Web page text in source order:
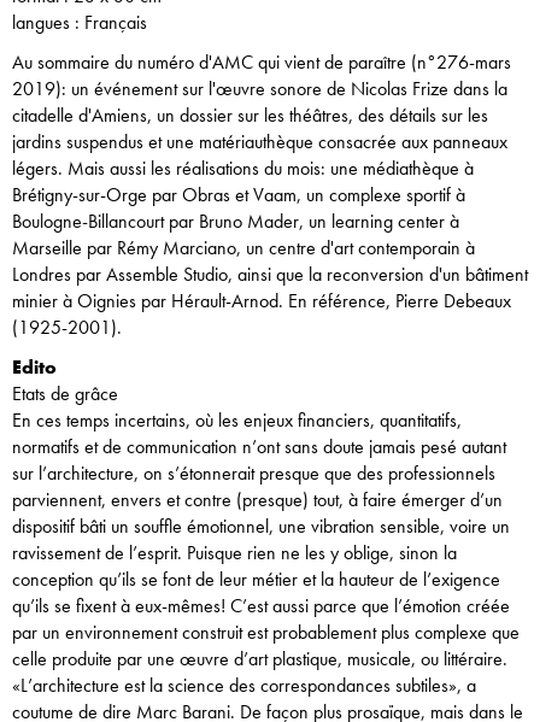
langues : Français
Au sommaire du numéro d'AMC qui vient de paraître (n°276-mars
2019): un événement sur l'œuvre sonore de Nicolas Frize dans la
citadelle d'Amiens, un dossier sur les théâtres, des détails sur les
jardins suspendus et une matériauthèque consacrée aux panneaux
légers. Mais aussi les réalisations du mois: une médiathèque à
Brétigny-sur-Orge par Obras et Vaam, un complexe sportif à
Boulogne-Billancourt par Bruno Mader, un learning center à
Marseille par Rémy Marciano, un centre d'art contemporain à
Londres par Assemble Studio, ainsi que la reconversion d'un bâtiment
minier à Oignies par Hérault-Arnod. En référence, Pierre Debeaux
(1925-2001).
Edito
Etats de grâce
En ces temps incertains, où les enjeux financiers, quantitatifs,
normatifs et de communication n’ont sans doute jamais pesé autant
sur l’architecture, on s’étonnerait presque que des professionnels
parviennent, envers et contre (presque) tout, à faire émerger d’un
dispositif bâti un souffle émotionnel, une vibration sensible, voire un
ravissement de l’esprit. Puisque rien ne les y oblige, sinon la
conception qu’ils se font de leur métier et la hauteur de l’exigence
qu’ils se fixent à eux-mêmes! C’est aussi parce que l’émotion créée
par un environnement construit est probablement plus complexe que
celle produite par une œuvre d’art plastique, musicale, ou littéraire.
«L’architecture est la science des correspondances subtiles», a
coutume de dire Marc Barani. De façon plus prosaïque, mais dans le